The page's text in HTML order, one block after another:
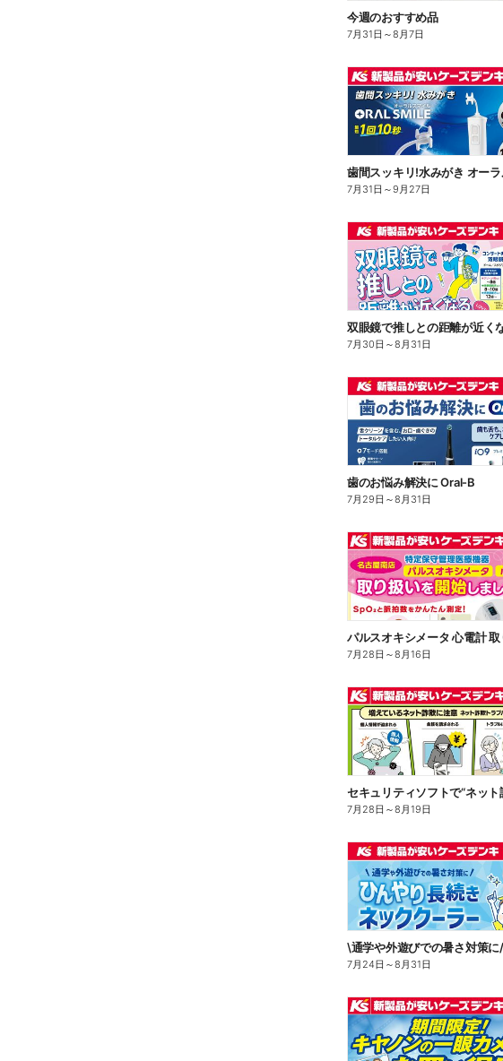
今週のおすすめ品
7月31日 ～8月7日
7月31日 ～9月27日
双眼鏡で推しとの距離が近く
7月30日 ～8月31日
歯のお悩み解決に Oral-B
7月29日 ～8月31日
7月28日 ～8月16日
7月28日 ～8月19日
7月24日 ～8月31日